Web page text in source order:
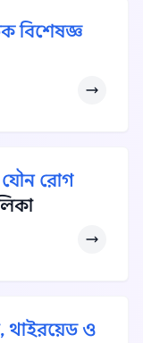
বিশেষজ্ঞ
যৌন রোগ
থাইরয়েড ও